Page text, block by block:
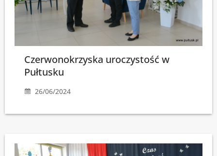
Czerwonokrzyska uroczystość w
Pułtusku
26/06/2024